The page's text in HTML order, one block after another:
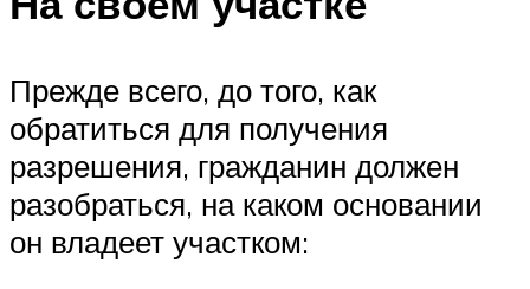
Прежде всего, до того, как
обратиться для получения
разрешения, гражданин должен
разобраться, на каком основании
он владеет участком: